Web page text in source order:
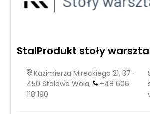
StalProdukt stoły
Kazimierza Mireckiego 21, 37-
450 Stalowa Wola,
+48 606
118 190